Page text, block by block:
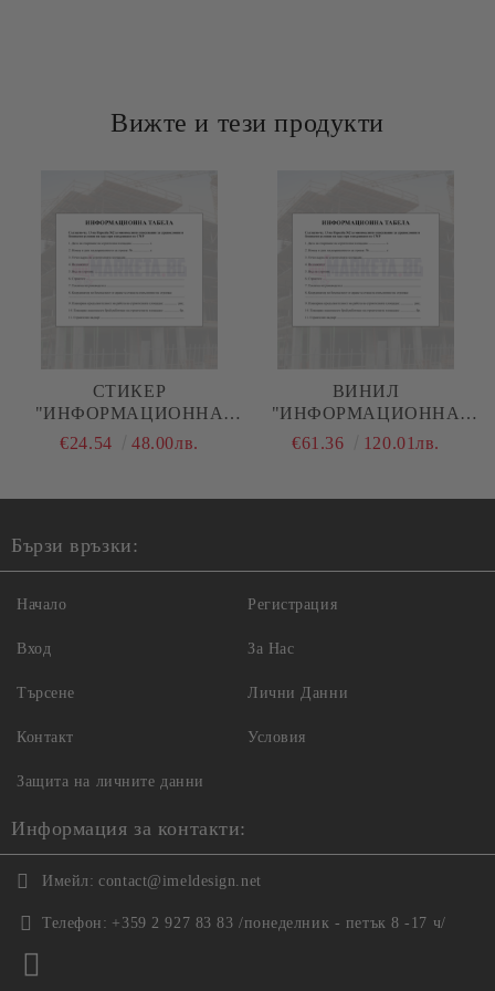
Вижте и тези продукти
СТИКЕР
"ИНФОРМАЦИОННА
ТАБЕЛА"
€24.54 48.00лв.
ВИНИЛ
"ИНФОРМАЦИОННА
ТАБЕЛА"
€61.36 120.01лв.
Бързи връзки:
Начало
Вход
Търсене
Контакт
Регистрация
За Нас
Лични Данни
Условия
Защита на личните данни
Информация за контакти:
Имейл: contact@imeldesign.net
Телефон: +359 2 927 83 83 /понеделник - петък 8 -17 ч/